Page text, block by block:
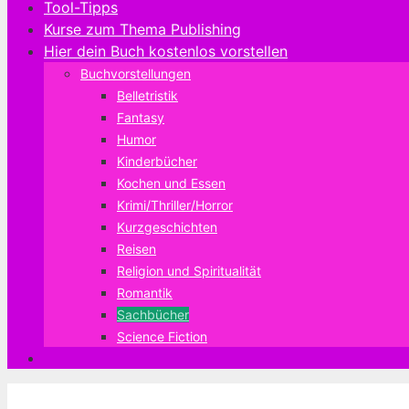
Tool-Tipps
Kurse zum Thema Publishing
Hier dein Buch kostenlos vorstellen
Buchvorstellungen
Belletristik
Fantasy
Humor
Kinderbücher
Kochen und Essen
Krimi/Thriller/Horror
Kurzgeschichten
Reisen
Religion und Spiritualität
Romantik
Sachbücher
Science Fiction